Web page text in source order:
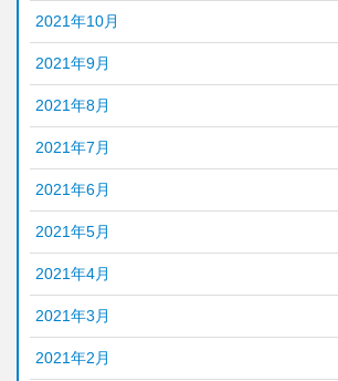
2021年10月
2021年9月
2021年8月
2021年7月
2021年6月
2021年5月
2021年4月
2021年3月
2021年2月